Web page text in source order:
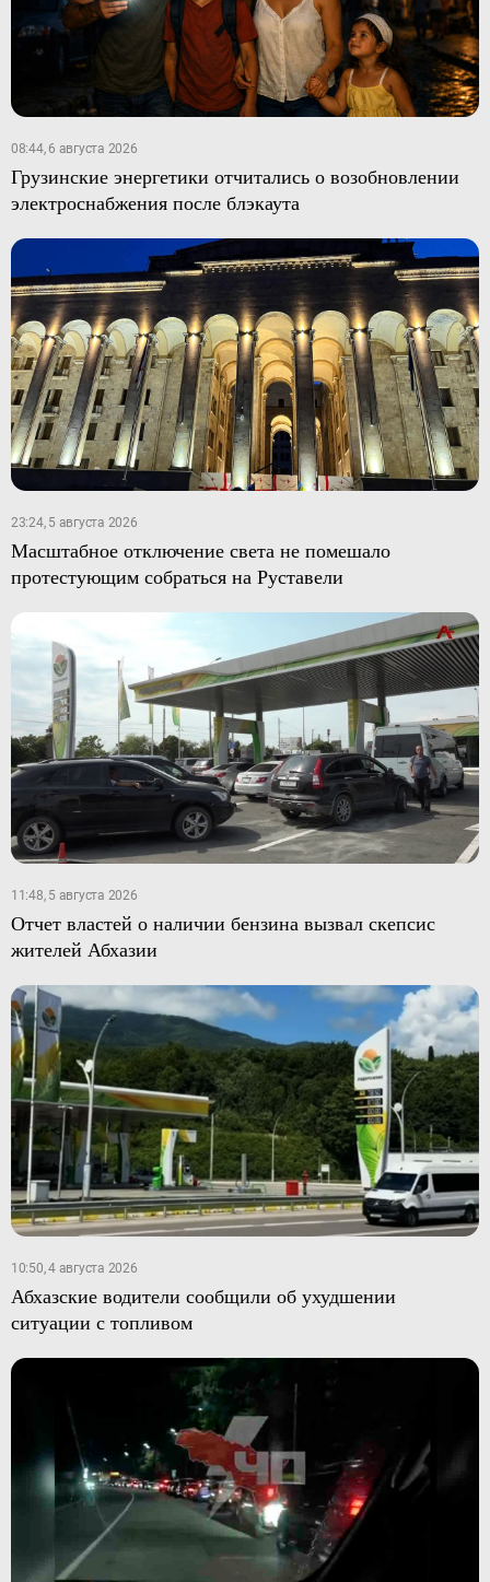
08:44, 6 августа 2026
Грузинские энергетики отчитались о возобновлении
электроснабжения после блэкаута
23:24, 5 августа 2026
Масштабное отключение света не помешало
протестующим собраться на Руставели
11:48, 5 августа 2026
Отчет властей о наличии бензина вызвал скепсис
жителей Абхазии
10:50, 4 августа 2026
Абхазские водители сообщили об ухудшении
ситуации с топливом